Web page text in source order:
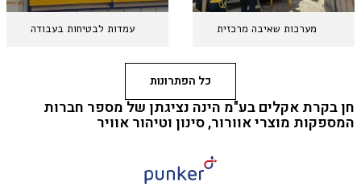
מערכות שאיבה מרכזית עמדות לבטיחות בעבודה
כל הפתרונות
חן בקרת אקלים בע"מ הינה נציגתן של מספר חברות
המספקות מוצרי אוורור, סינון וטיהור אוויר